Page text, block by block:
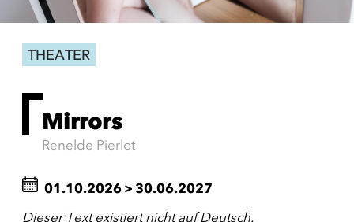
THEATER
Mirrors
Renelde Pierlot
01.10.2026 > 30.06.2027
Dieser Text existiert nicht auf Deutsch.